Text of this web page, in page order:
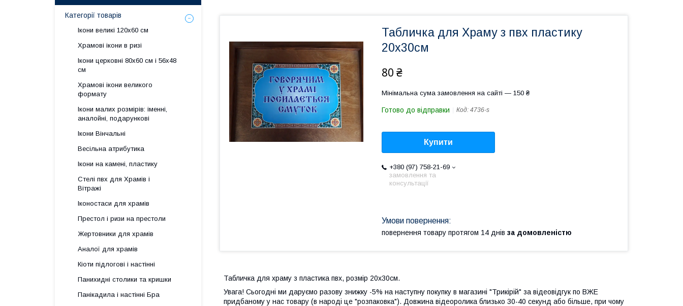
Табличка для Храму з пвх пластику
20х30см
80 ₴
Мінімальна сума замовлення на сайті — 150 ₴
Готово до відправки Код: 4736-s
Купити
+380 (97) 758-21-69
замовлення та
консультації
повернення товару протягом 14 днів за домовленістю
Табличка для храму з пластика пвх, розмір 20х30см.
Увага! Сьогодні ми даруємо разову знижку -5% на наступну покупку в магазині "Трикірій" за відеовідгук по ВЖЕ
придбаному у нас товару (в народі це "розпаковка"). Довжина відеоролика близько 30-40 секунд або більше, при чому
Категорії товарів
Ікони великі 120х60 см
Храмові ікони в ризі
Ікони церковні 80х60 см і 56х48
см
Храмові ікони великого
формату
Ікони малих розмірів: іменні,
аналойні, подарункові
Ікони Вінчальні
Весільна атрибутика
Ікони на камені, пластику
Стелі пвх для Храмів і
Вітражі
Іконостаси для храмів
Престол і ризи на престоли
Жертовники для храмів
Аналої для храмів
Кіоти підлогові і настінні
Панихидні столики та кришки
Панікадила і настінні Бра